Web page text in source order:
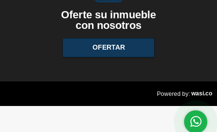
Oferte su inmueble
con nosotros
OFERTAR
Powered by: wasi.co